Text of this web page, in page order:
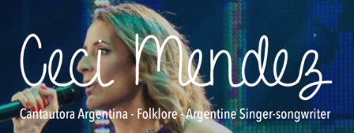
content
Search